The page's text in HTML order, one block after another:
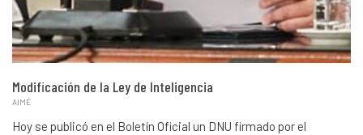
Modificación de la Ley de Inteligencia
AIMÉ
Hoy se publicó en el Boletín Oficial un DNU firmado por el